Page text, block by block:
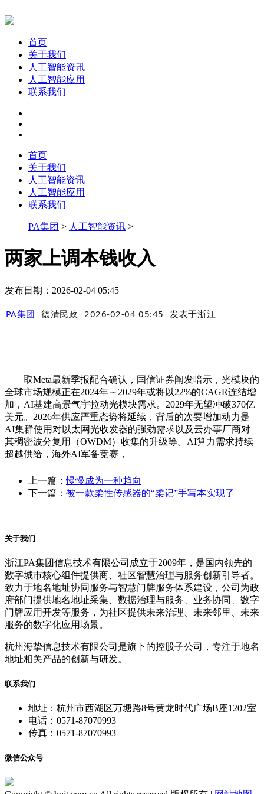
首页
关于我们
人工智能资讯
人工智能应用
联系我们
首页
关于我们
人工智能资讯
人工智能应用
联系我们
PA集团 > 人工智能资讯 >
两家上调本钱收入
发布日期：2026-02-04 05:45
PA集团 德清民政 2026-02-04 05:45 发表于浙江
取Meta最新季报配合确认，国信证券阐发暗示，光模块的
全球市场规模正在2024年～2029年或将以22%的CAGR连结增
加，AI基建高景气宇拉动光模块需求。2029年无望冲破370亿
美元。2026年供应严重态势将延续，背后的次要增加动力是
AI集群使用对以太网光收发器的强劲需求以及云办事厂商对
其稠密波分复用（OWDM）收集的升级等。AI算力需求持续
超越供给，海外AI军备竞赛，
上一篇：慢慢成为一种趋向
下一篇： 被一款柔性传感器的“柔记”手写本实现了
关于我们
浙江PA集团信息技术有限公司成立于2009年，是国内领先的
数字城市核心组件提供商、社区智慧治理与服务创新引导者。
致力于地名地址协同服务与智慧门牌服务体系建设，公司为政
府部门提供地名地址采集、数据治理与服务、业务协同、数字
门牌应用开发等服务，为社区提供未来治理、未来邻里、未来
服务的数字化应用场景。
杭州海挚信息技术有限公司是旗下的控股子公司，专注于地名
地址相关产品的创新与研发。
联系我们
地址：杭州市西湖区万塘路8号黄龙时代广场B座1202室
电话：0571-87070993
传真：0571-87070993
微信公众号